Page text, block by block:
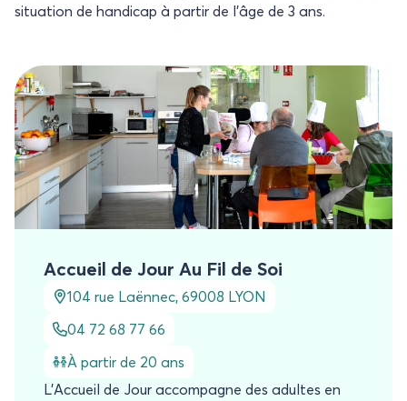
situation de handicap à partir de l’âge de 3 ans.
Accueil de Jour Au Fil de Soi
104 rue Laënnec, 69008 LYON
04 72 68 77 66
À partir de 20 ans
L’Accueil de Jour accompagne des adultes en
Accueil de Jour Au Fil de Soi